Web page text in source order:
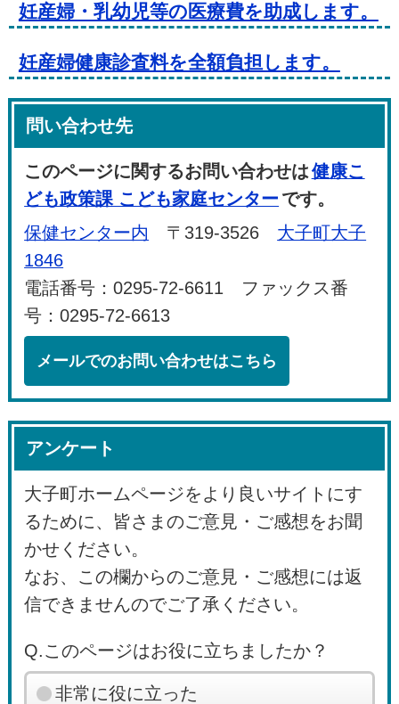
妊産婦・乳幼児等の医療費を助成します。
妊産婦健康診査料を全額負担します。
問い合わせ先
このページに関するお問い合わせは健康こ
ども政策課 こども家庭センター です。
保健センター内 〒319-3526 大子町大子
1846
電話番号：0295-72-6611 ファックス番
号：0295-72-6613
メールでのお問い合わせはこちら
アンケート
大子町ホームページをより良いサイトにす
るために、皆さまのご意見・ご感想をお聞
かせください。
なお、この欄からのご意見・ご感想には返
信できませんのでご了承ください。
Q.このページはお役に立ちましたか？
非常に役に立った